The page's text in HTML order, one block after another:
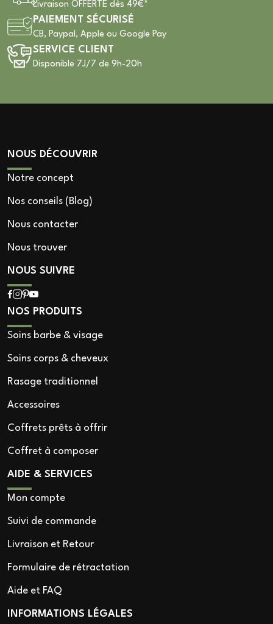
Livraison OFFERTE dès 49€*
PAIEMENT SÉCURISÉ
CB, Paypal, Apple ou Google Pay
SERVICE CLIENT
Disponible 7J/7 de 9h-20h
NOUS DÉCOUVRIR
Notre concept
Nos conseils (Blog)
Nous contacter
Nous trouver
NOUS SUIVRE
NOS PRODUITS
Soins barbe & visage
Soins corps & cheveux
Rasage traditionnel
Accessoires
Coffrets prêts à offrir
Coffret à composer
AIDE & SERVICES
Mon compte
Suivi de commande
Livraison et Retour
Formulaire de rétractation
Aide et FAQ
INFORMATIONS LÉGALES